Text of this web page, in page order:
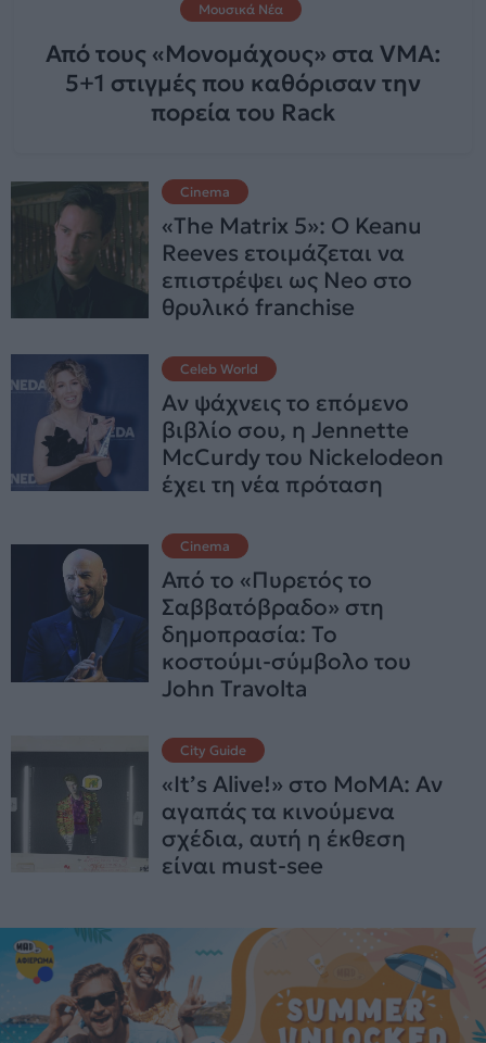
Μουσικά Νέα
Από τους «Μονομάχους» στα VMA:
5+1 στιγμές που καθόρισαν την
πορεία του Rack
Cinema
«The Matrix 5»: Ο Keanu
Reeves ετοιμάζεται να
επιστρέψει ως Neo στο
θρυλικό franchise
Celeb World
Αν ψάχνεις το επόμενο
βιβλίο σου, η Jennette
McCurdy του Nickelodeon
έχει τη νέα πρόταση
Cinema
Από το «Πυρετός το
Σαββατόβραδο» στη
δημοπρασία: Το
κοστούμι-σύμβολο του
John Travolta
City Guide
«It’s Alive!» στο MoMA: Αν
αγαπάς τα κινούμενα
σχέδια, αυτή η έκθεση
είναι must-see